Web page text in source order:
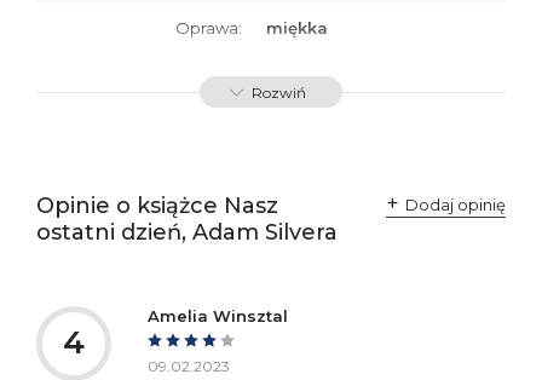
Oprawa: miękka
ISBN 9788379761159
odpowiedzialne za
zgodność produktu z
przepisami:
ul. Fredry 8
61-701 Poznań
Ostrzeżenia oraz
informacje dotyczące
bezpieczeństwa:
Rozwiń
Opinie o książce Nasz
ostatni dzień, Adam Silvera
Dodaj opinię
4
Amelia Winsztal
09.02.2023